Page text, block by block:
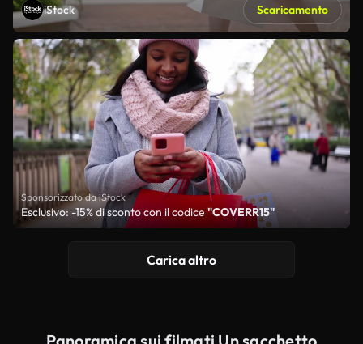
iStock Scaricamento
Sponsorizzato da iStock
Esclusivo: -15% di sconto con il codice"COVERR15"
Carica altro